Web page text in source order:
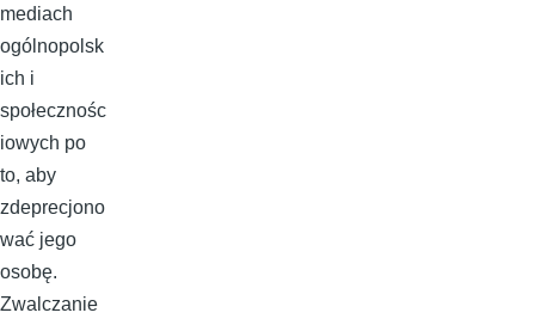
mediach
ogólnopolsk
ich i
społecznośc
iowych po
to, aby
zdeprecjono
wać jego
osobę.
Zwalczanie